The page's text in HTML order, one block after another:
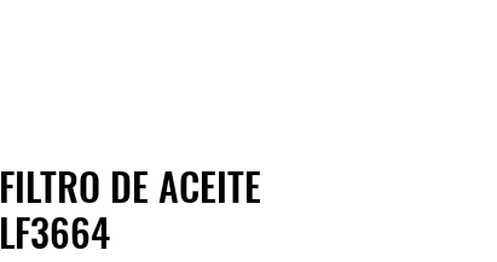
FILTRO DE ACEITE
LF3664